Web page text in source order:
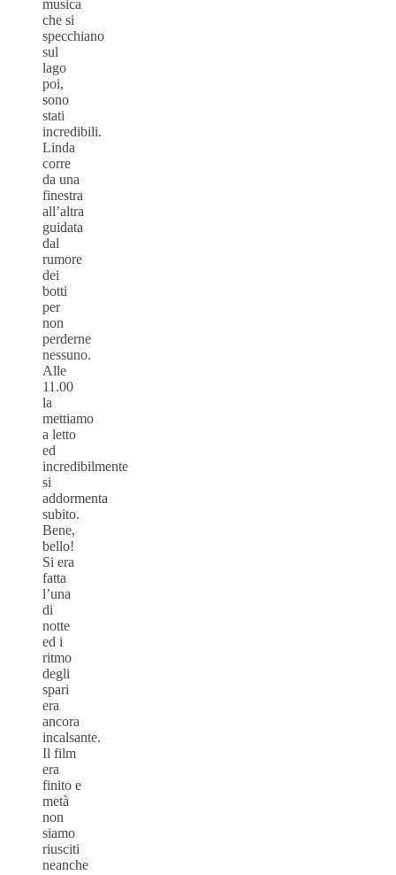
musica
che si
specchiano
sul
lago
poi,
sono
stati
incredibili.
Linda
corre
da una
finestra
all’altra
guidata
dal
rumore
dei
botti
per
non
perderne
nessuno.
Alle
11.00
la
mettiamo
a letto
ed
incredibilmente
si
addormenta
subito.
Bene,
bello!
Si era
fatta
l’una
di
notte
ed i
ritmo
degli
spari
era
ancora
incalsante.
Il film
era
finito e
metà
non
siamo
riusciti
neanche